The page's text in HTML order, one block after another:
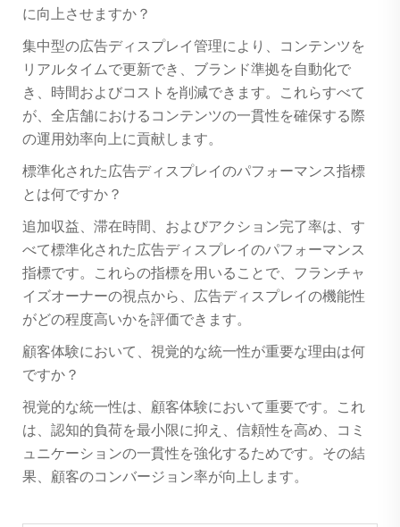
に向上させますか？
集中型の広告ディスプレイ管理により、コンテンツを
リアルタイムで更新でき、ブランド準拠を自動化で
き、時間およびコストを削減できます。これらすべて
が、全店舗におけるコンテンツの一貫性を確保する際
の運用効率向上に貢献します。
標準化された広告ディスプレイのパフォーマンス指標
とは何ですか？
追加収益、滞在時間、およびアクション完了率は、す
べて標準化された広告ディスプレイのパフォーマンス
指標です。これらの指標を用いることで、フランチャ
イズオーナーの視点から、広告ディスプレイの機能性
がどの程度高いかを評価できます。
顧客体験において、視覚的な統一性が重要な理由は何
ですか？
視覚的な統一性は、顧客体験において重要です。これ
は、認知的負荷を最小限に抑え、信頼性を高め、コミ
ュニケーションの一貫性を強化するためです。その結
果、顧客のコンバージョン率が向上します。